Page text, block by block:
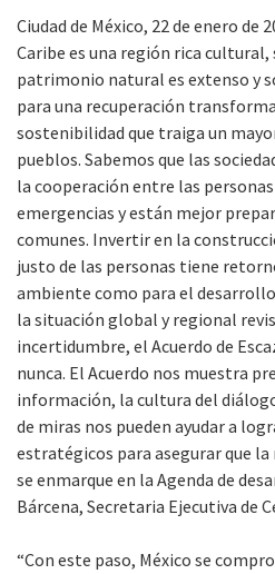
Ciudad de México, 22 de enero de
Caribe es una región rica
patrimonio natural es extenso y
para una recuperación
sostenibilidad que traiga un
pueblos. Sabemos que las
la cooperación entre las
emergencias y están mejor
comunes. Invertir en la
justo de las personas tiene
ambiente como para el
la situación global y regional
incertidumbre, el Acuerdo de
nunca. El Acuerdo nos muestra
información, la cultura del
de miras nos pueden ayudar a
estratégicos para asegurar que
se enmarque en la Agenda de
Bárcena, Secretaria Ejecutiva de
“Con este paso, México se